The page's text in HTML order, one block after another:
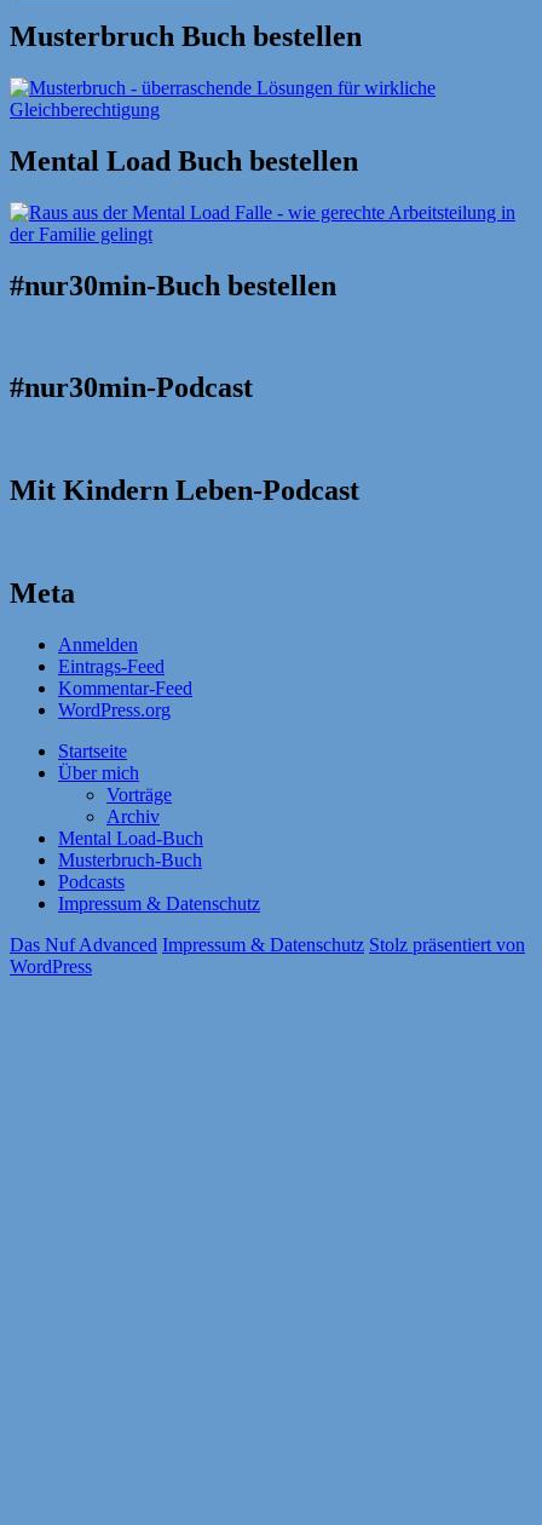
Musterbruch Buch bestellen
Mental Load Buch bestellen
#nur30min-Buch bestellen
#nur30min-Podcast
Mit Kindern Leben-Podcast
Meta
Anmelden
Eintrags-Feed
Kommentar-Feed
WordPress.org
Startseite
Über mich
Vorträge
Archiv
Mental Load-Buch
Musterbruch-Buch
Podcasts
Impressum & Datenschutz
Das Nuf Advanced Impressum & Datenschutz Stolz präsentiert von
WordPress